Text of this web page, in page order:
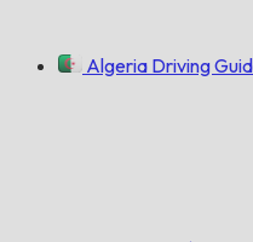
Algeria Driving